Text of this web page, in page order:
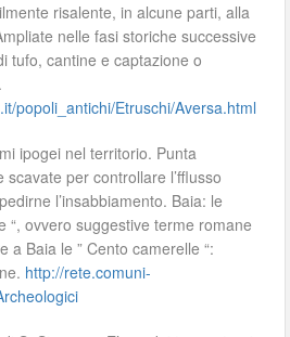
risalente, in alcune parti, alla
nelle fasi storiche successive
tufo, cantine e captazione o
popoli_antichi/Etruschi/Aversa.html
ipogei nel territorio. Punta
per controllare l’fflusso
l’insabbiamento. Baia: le
ovvero suggestive terme romane
a Baia le ” Cento camerelle “:
http://rete.comuni-